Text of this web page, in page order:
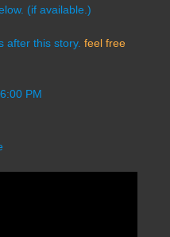
(if available.)
after this story. feel free
PM